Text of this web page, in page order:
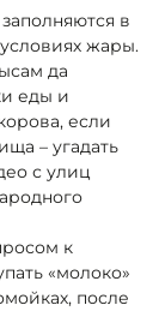
в
жары.
да
еды и
если
– угадать
с улиц
к
«молоко»
после